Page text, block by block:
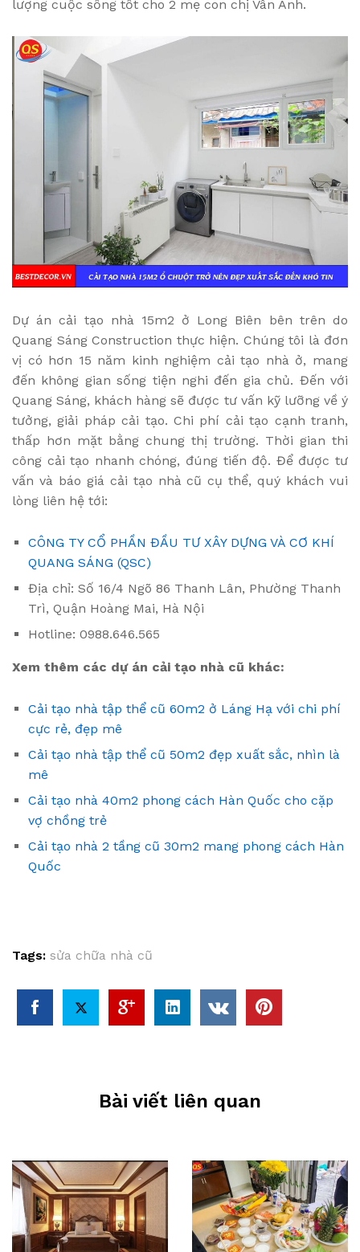
lượng cuộc sống tốt cho 2 mẹ con chị Vân Anh.
Dự án cải tạo nhà 15m2 ở Long Biên bên trên do
Quang Sáng Construction thực hiện. Chúng tôi là đơn
vị có hơn 15 năm kinh nghiệm cải tạo nhà ở, mang
đến không gian sống tiện nghi đến gia chủ. Đến với
Quang Sáng, khách hàng sẽ được tư vấn kỹ lưỡng về ý
tưởng, giải pháp cải tạo. Chi phí cải tạo cạnh tranh,
thấp hơn mặt bằng chung thị trường. Thời gian thi
công cải tạo nhanh chóng, đúng tiến độ. Để được tư
vấn và báo giá cải tạo nhà cũ cụ thể, quý khách vui
lòng liên hệ tới:
CÔNG TY CỔ PHẦN ĐẦU TƯ XÂY DỰNG VÀ CƠ KHÍ
QUANG SÁNG (QSC)
Địa chỉ: Số 16/4 Ngõ 86 Thanh Lân, Phường Thanh
Trì, Quận Hoàng Mai, Hà Nội
Hotline: 0988.646.565
Xem thêm các dự án cải tạo nhà cũ khác:
Cải tạo nhà tập thể cũ 60m2 ở Láng Hạ với chi phí
cực rẻ, đẹp mê
Cải tạo nhà tập thể cũ 50m2 đẹp xuất sắc, nhìn là
mê
Cải tạo nhà 40m2 phong cách Hàn Quốc cho cặp
vợ chồng trẻ
Cải tạo nhà 2 tầng cũ 30m2 mang phong cách Hàn
Quốc
Tags: sửa chữa nhà cũ
Bài viết liên quan